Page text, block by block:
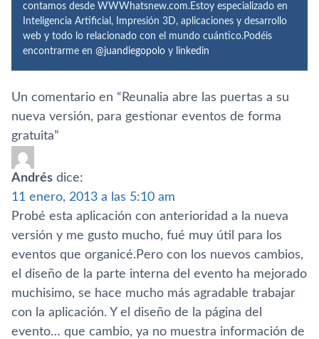
contamos desde WWWhatsnew.com.Estoy especializado en
Inteligencia Artificial, Impresión 3D, aplicaciones y desarrollo
web y todo lo relacionado con el mundo cuántico.Podéis
encontrarme en @juandiegopolo y linkedin
Un comentario en “ Reunalia abre las puertas a su
nueva versión, para gestionar eventos de forma
gratuita”
Andrés dice:
11 enero, 2013 a las 5:10 am
Probé esta aplicación con anterioridad a la nueva
versión y me gusto mucho, fué muy útil para los
eventos que organicé.Pero con los nuevos cambios,
el diseño de la parte interna del evento ha mejorado
muchisimo, se hace mucho más agradable trabajar
con la aplicación. Y el diseño de la página del
evento… que cambio, ya no muestra información de